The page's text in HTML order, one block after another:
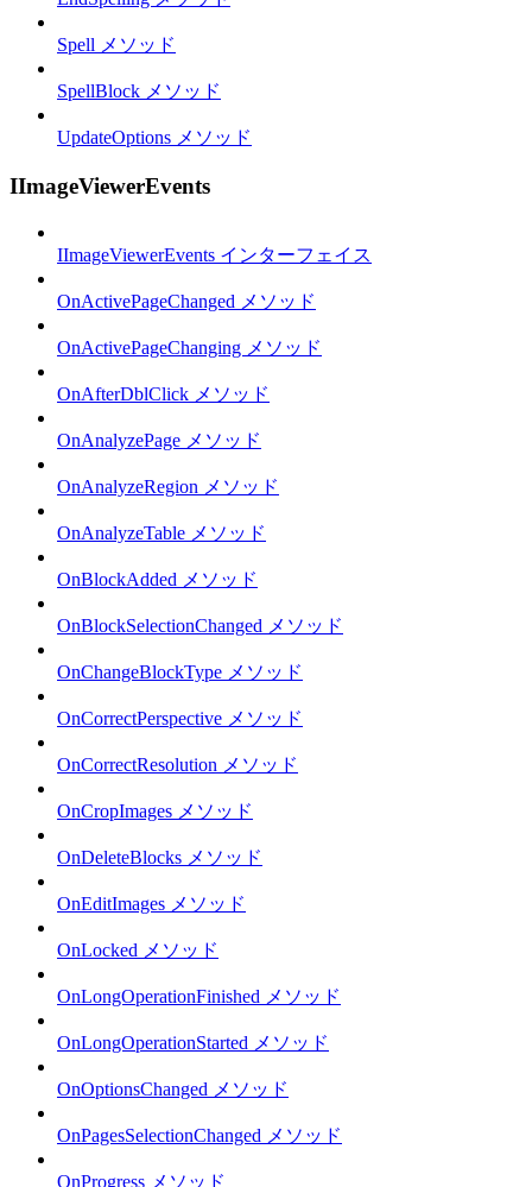
Spell メソッド
SpellBlock メソッド
UpdateOptions メソッド
IImageViewerEvents
IImageViewerEvents インターフェイス
OnActivePageChanged メソッド
OnActivePageChanging メソッド
OnAfterDblClick メソッド
OnAnalyzePage メソッド
OnAnalyzeRegion メソッド
OnAnalyzeTable メソッド
OnBlockAdded メソッド
OnBlockSelectionChanged メソッド
OnChangeBlockType メソッド
OnCorrectPerspective メソッド
OnCorrectResolution メソッド
OnCropImages メソッド
OnDeleteBlocks メソッド
OnEditImages メソッド
OnLocked メソッド
OnLongOperationFinished メソッド
OnLongOperationStarted メソッド
OnOptionsChanged メソッド
OnPagesSelectionChanged メソッド
OnProgress メソッド